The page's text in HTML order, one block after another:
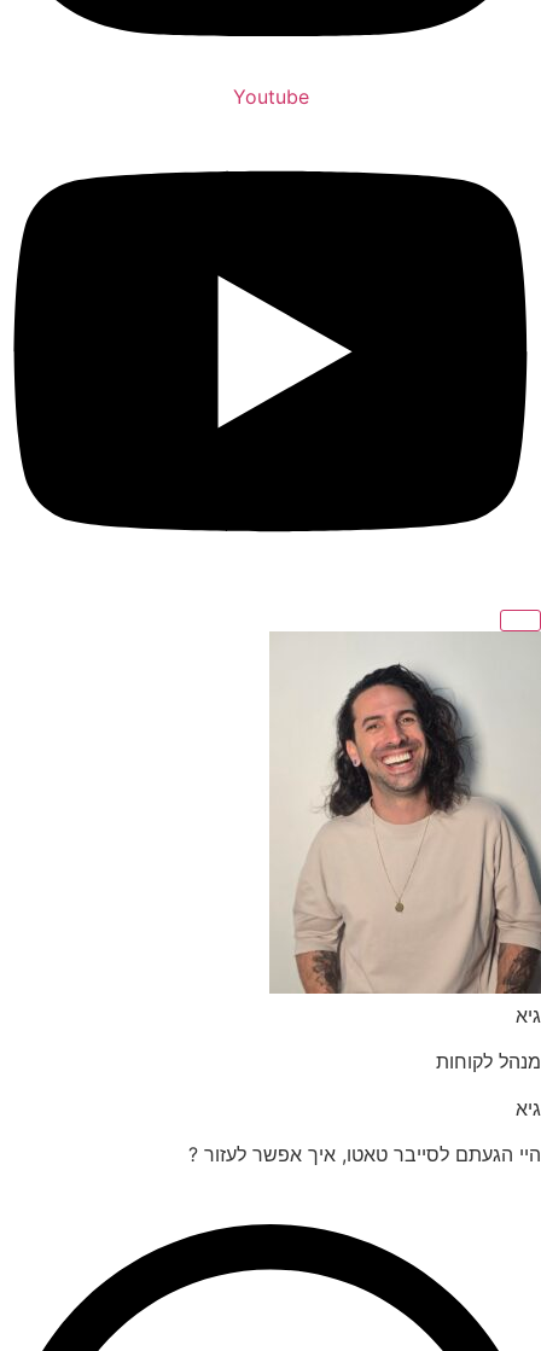
Youtube
לקוחות
הגעתם לסייבר טאטו, איך אפשר לעזור ?